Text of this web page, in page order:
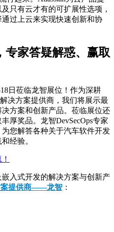
只有云才有的可扩展性选项，
过上云来实现快速创新和协
专家答疑解惑、赢取
日莅临龙智展位！作为深耕
决方案提供商，我们将展示最
方案和创新产品。莅临展位还
厚奖品。龙智DevSecOps专家
您解答各种关于汽车软件开发
经验。
入式开发的解决方案与创新产
案提供商——龙智 ：